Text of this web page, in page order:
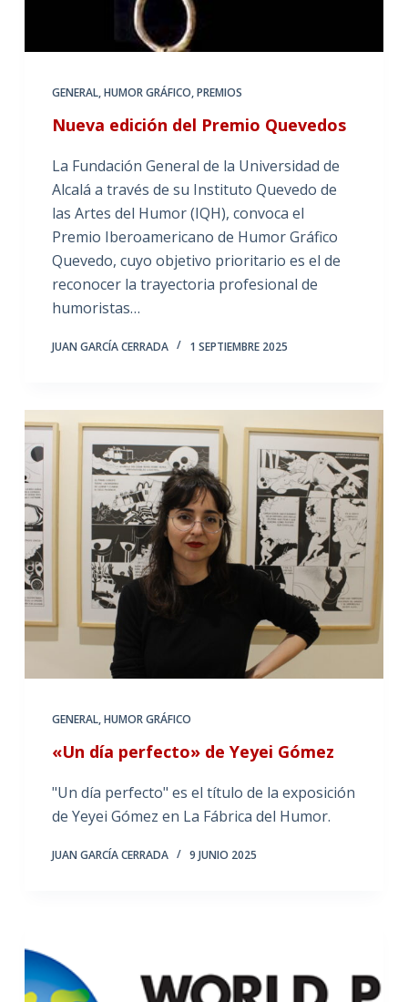
GENERAL,HUMOR GRÁFICO,PREMIOS
Nueva edición del Premio Quevedos
La Fundación General de la Universidad de
Alcalá a través de su Instituto Quevedo de
las Artes del Humor (IQH), convoca el
Premio Iberoamericano de Humor Gráfico
Quevedo, cuyo objetivo prioritario es el de
reconocer la trayectoria profesional de
humoristas…
JUAN GARCÍA CERRADA 1 SEPTIEMBRE 2025
GENERAL,HUMOR GRÁFICO
«Un día perfecto» de Yeyei Gómez
"Un día perfecto" es el título de la exposición
de Yeyei Gómez en La Fábrica del Humor.
JUAN GARCÍA CERRADA 9 JUNIO 2025